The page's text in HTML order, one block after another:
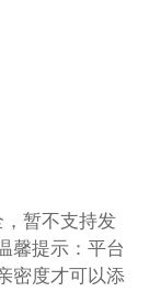
暂不支持发
馨提示：平台
密度才可以添